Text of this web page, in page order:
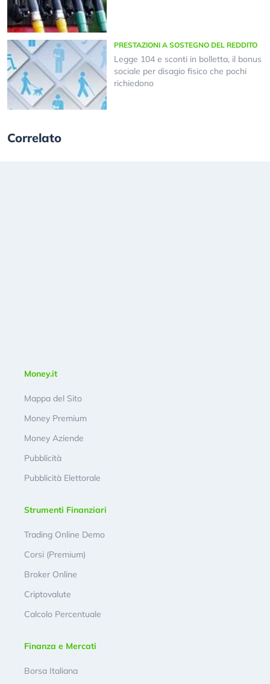
PRESTAZIONI A SOSTEGNO DEL REDDITO
Legge 104 e sconti in bolletta, il bonus
sociale per disagio fisico che pochi
richiedono
Correlato
Money.it
Mappa del Sito
Money Premium
Money Aziende
Pubblicità
Pubblicità Elettorale
Strumenti Finanziari
Trading Online Demo
Corsi (Premium)
Broker Online
Criptovalute
Calcolo Percentuale
Finanza e Mercati
Borsa Italiana